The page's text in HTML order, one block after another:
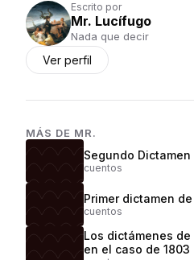
Escrito por
Mr. Lucífugo
Nada que decir
Ver perfil
MÁS DE MR.
Segundo
cuentos
Primer dictamen
cuentos
Los dictámenes
en el caso de